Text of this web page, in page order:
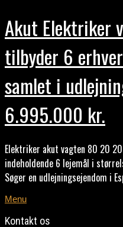
Akut Elektriker
tilbyder 6
samlet i
6.995.000 kr.
Elektriker akut vagten 80 20
indeholdende 6 lejemål i
Søger en udlejningsejendom i
Menu
Kontakt os